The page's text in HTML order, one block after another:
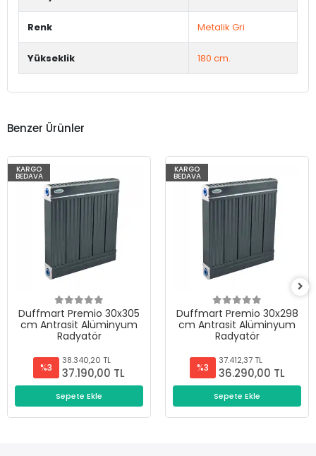
Renk Metalik Gri
Yükseklik 180 cm.
Benzer Ürünler
KARGO
BEDAVA
Duffmart Premio 30x305
cm Antrasit Alüminyum
Radyatör
%3
38.340,20 TL
37.190,00 TL
Sepete Ekle
KARGO
BEDAVA
Duffmart Premio 30x298
cm Antrasit Alüminyum
Radyatör
%3
37.412,37 TL
36.290,00 TL
Sepete Ekle